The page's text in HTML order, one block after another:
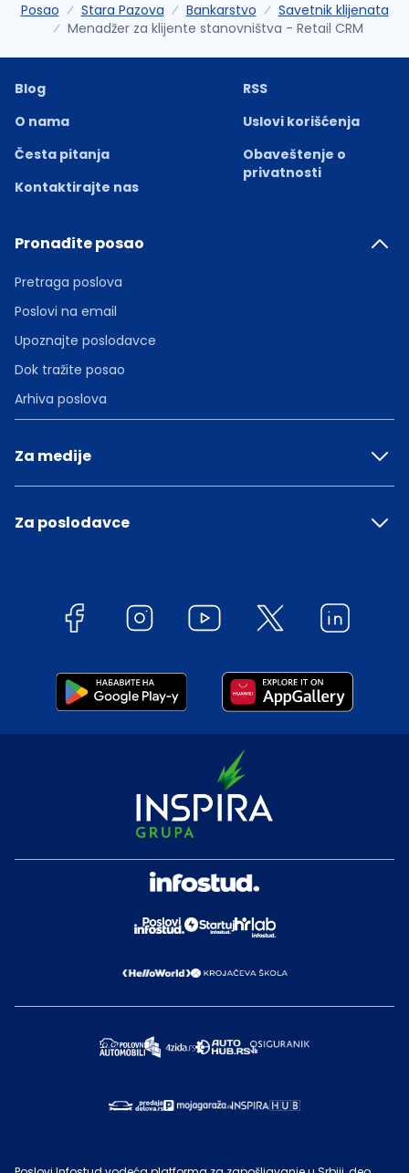
Posao Stara Pazova Bankarstvo
Savetnik klijenata
Menadžer za klijente stanovništva - Retail CRM
Blog
O nama
Česta pitanja
Kontaktirajte nas
RSS
Uslovi korišćenja
Obaveštenje o
privatnosti
Pronađite posao
Pretraga poslova
Poslovi na email
Upoznajte poslodavce
Dok tražite posao
Arhiva poslova
Za medije
Za poslodavce